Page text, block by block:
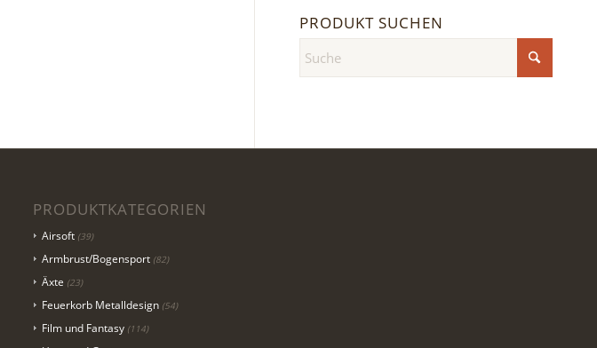
PRODUKT SUCHEN
PRODUKTKATEGORIEN
Airsoft (39)
Armbrust/Bogensport (82)
Äxte (23)
Feuerkorb Metalldesign (54)
Film und Fantasy (114)